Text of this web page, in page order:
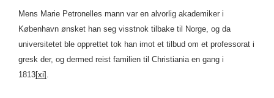
Mens Marie Petronelles mann var en alvorlig akademiker i
København ønsket han seg visstnok tilbake til Norge, og da
universitetet ble opprettet tok han imot et tilbud om et professorat i
gresk der, og dermed reist familien til Christiania en gang i
1813[xi]